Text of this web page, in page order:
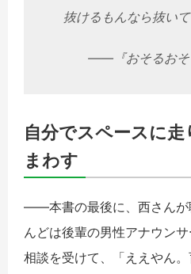
抜けるもんなら抜い
――『おそるおそ
自分でスペースに
まわす
――本書の最後に、西さんが
んどは後輩の男性アナウン
相談を受けて、「ええやん